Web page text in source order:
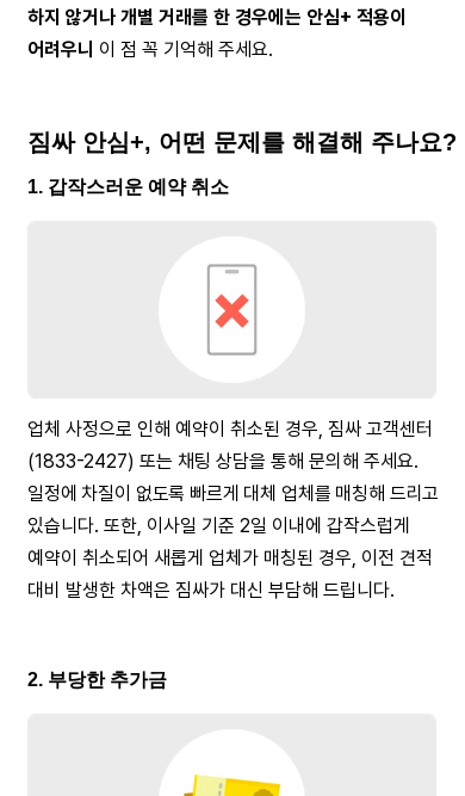
하지 않거나 개별 거래를 한 경우에는 안심+ 적용이
어려우니 이 점 꼭 기억해 주세요.
짐싸 안심+, 어떤 문제를 해결해 주나요?
1. 갑작스러운 예약 취소
업체 사정으로 인해 예약이 취소된 경우, 짐싸 고객센터
(1833-2427) 또는 채팅 상담을 통해 문의해 주세요.
일정에 차질이 없도록 빠르게 대체 업체를 매칭해 드리고
있습니다. 또한, 이사일 기준 2일 이내에 갑작스럽게
예약이 취소되어 새롭게 업체가 매칭된 경우, 이전 견적
대비 발생한 차액은 짐싸가 대신 부담해 드립니다.
2. 부당한 추가금